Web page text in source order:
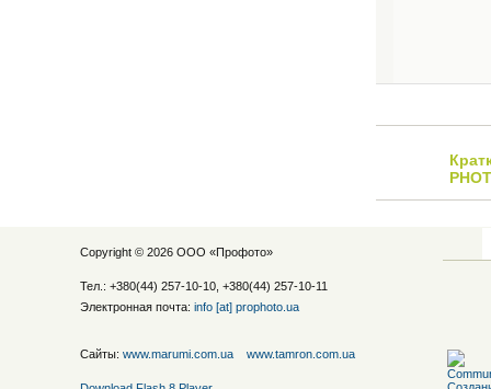
Copyright © 2026 ООО «Профото»
Тел.: +380(44) 257-10-10, +380(44) 257-10-11
Электронная почта: info [at] prophoto.ua
Сайты: www.marumi.com.ua www.tamron.com.ua